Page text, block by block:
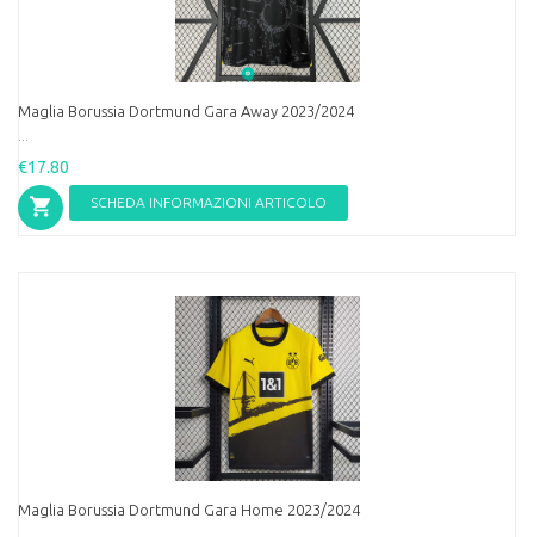
Maglia Borussia Dortmund Gara Away 2023/2024
€17.80
SCHEDA INFORMAZIONI ARTICOLO
Maglia Borussia Dortmund Gara Home 2023/2024